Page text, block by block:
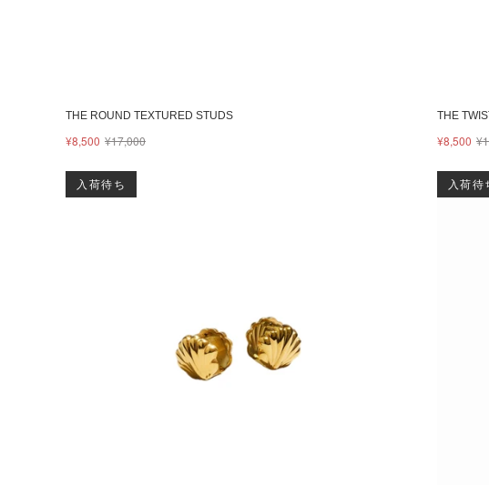
THE ROUND TEXTURED STUDS
¥8,500 ¥17,000
THE
¥8,500
入荷待ち 入荷待